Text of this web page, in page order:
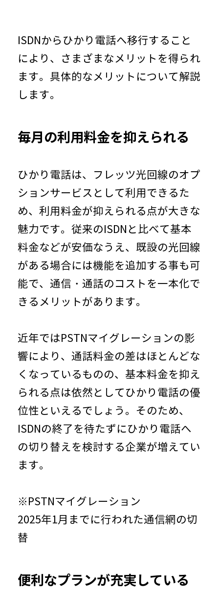
ISDNからひかり電話へ移行すること
により、さまざまなメリットを得られ
ます。具体的なメリットについて解説
します。
毎月の利用料金を抑えられる
ひかり電話は、フレッツ光回線のオプ
ションサービスとして利用できるた
め、利用料金が抑えられる点が大きな
魅力です。従来のISDNと比べて基本
料金などが安価なうえ、既設の光回線
がある場合には機能を追加する事も可
能で、通信・通話のコストを一本化で
きるメリットがあります。
近年ではPSTNマイグレーションの影
響により、通話料金の差はほとんどな
くなっているものの、基本料金を抑え
られる点は依然としてひかり電話の優
位性といえるでしょう。そのため、
ISDNの終了を待たずにひかり電話へ
の切り替えを検討する企業が増えてい
ます。
※PSTNマイグレーション
2025年1月までに行われた通信網の切
替
便利なプランが充実している